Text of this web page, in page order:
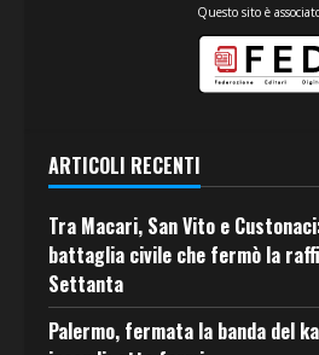
Questo sito è
ARTICOLI RECENTI
Tra Macari, San Vito e
battaglia civile che fermò la
Settanta
Palermo, fermata la banda del